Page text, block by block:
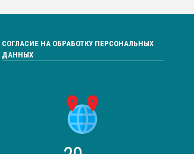
СОГЛАСИЕ НА ОБРАБОТКУ ПЕРСОНАЛЬНЫХ
ДАННЫХ